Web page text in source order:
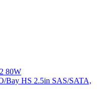
80W
Bay HS 2.5in SAS/SATA,